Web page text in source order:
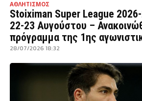
ΑΘΛΗΤΙΣΜΟΣ
Stoiximan Super League
22-23 Αυγούστου –
πρόγραμμα της 1ης
28/07/2026 18:32